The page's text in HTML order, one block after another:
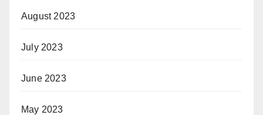
August 2023
July 2023
June 2023
May 2023